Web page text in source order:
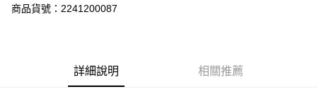
郵寄到府(台灣本島適用)
每筆NT$180，滿NT$2,000(含以上)免運費
商品貨號：2241200087
詳細說明 相關推薦